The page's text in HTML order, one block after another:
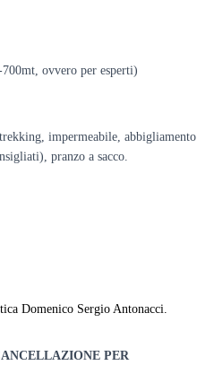
ovvero per esperti)
impermeabile, abbigliamento
pranzo a sacco.
Domenico Sergio Antonacci.
PER